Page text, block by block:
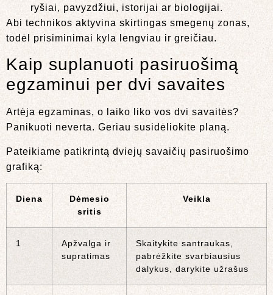
ryšiai, pavyzdžiui, istorijai ar biologijai.
Abi technikos aktyvina skirtingas smegenų zonas,
todėl prisiminimai kyla lengviau ir greičiau.
Kaip suplanuoti pasiruošimą
egzaminui per dvi savaites
Artėja egzaminas, o laiko liko vos dvi savaitės?
Panikuoti neverta. Geriau susidėliokite planą.
Pateikiame patikrintą dviejų savaičių pasiruošimo
grafiką:
Diena
Dėmesio
sritis
Veikla
1
Apžvalga ir
supratimas
Skaitykite santraukas,
pabrėžkite svarbiausius
dalykus, darykite užrašus